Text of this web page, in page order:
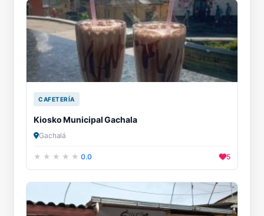
CAFETERÍA
Kiosko Municipal Gachala
Gachalá
0.0 5